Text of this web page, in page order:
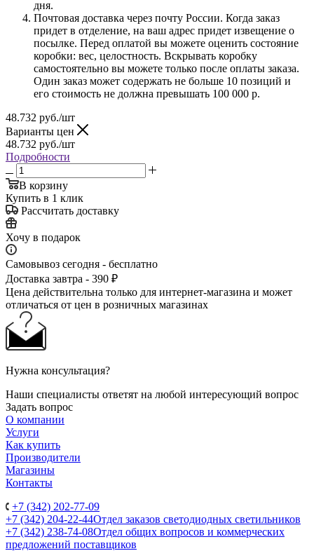
дня.
Почтовая доставка через почту России. Когда заказ
придет в отделение, на ваш адрес придет извещение о
посылке. Перед оплатой вы можете оценить состояние
коробки: вес, целостность. Вскрывать коробку
самостоятельно вы можете только после оплаты заказа.
Один заказ может содержать не больше 10 позиций и
его стоимость не должна превышать 100 000 р.
48.732 руб./шт
Варианты цен
48.732 руб./шт
Подробности
В корзину
Купить в 1 клик
Рассчитать доставку
Хочу в подарок
Самовывоз сегодня - бесплатно
Доставка завтра - 390 ₽
Цена действительна только для интернет-магазина и может
отличаться от цен в розничных магазинах
Нужна консультация?
Наши специалисты ответят на любой интересующий вопрос
Задать вопрос
О компании
Услуги
Как купить
Производители
Магазины
Контакты
+7 (342) 202-77-09
+7 (342) 204-22-44Отдел заказов светодиодных светильников
+7 (342) 238-74-08Отдел общих вопросов и коммерческих
предложений поставщиков